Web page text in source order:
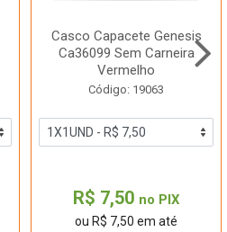
Casco Capacete Genesis
Ca36099 Sem Carneira
Vermelho
Código: 19063
R$ 7,50 no PIX
ou R$ 7,50 em até